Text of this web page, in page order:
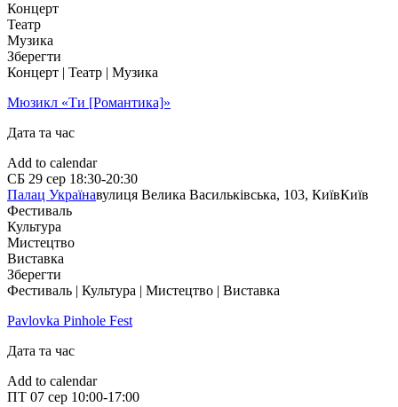
Концерт
Театр
Музика
Зберегти
Концерт | Театр | Музика
Мюзикл «Ти [Романтика]»
Дата та час
Add to calendar
СБ 29 сер 18:30-20:30
Палац Українавулиця Велика Васильківська, 103, КиївКиїв
Фестиваль
Культура
Мистецтво
Виставка
Зберегти
Фестиваль | Культура | Мистецтво | Виставка
Pavlovka Pinhole Fest
Дата та час
Add to calendar
ПТ 07 сер 10:00-17:00